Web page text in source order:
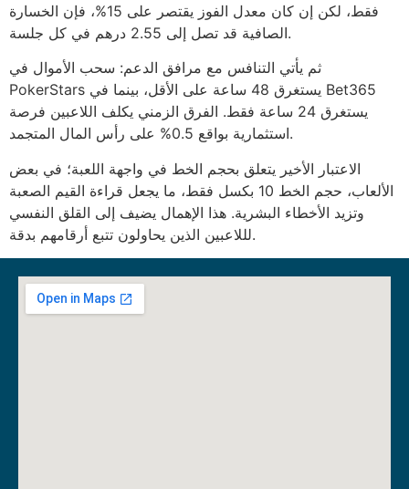
فقط، لكن إن كان معدل الفوز يقتصر على 15%، فإن الخسارة
الصافية قد تصل إلى 2.55 درهم في كل جلسة.
ثم يأتي التنافس مع مرافق الدعم: سحب الأموال في
PokerStars يستغرق 48 ساعة على الأقل، بينما في Bet365
يستغرق 24 ساعة فقط. الفرق الزمني يكلف اللاعبين فرصة
استثمارية بواقع 0.5% على رأس المال المتجمد.
الاعتبار الأخير يتعلق بحجم الخط في واجهة اللعبة؛ في بعض
الألعاب، حجم الخط 10 بكسل فقط، ما يجعل قراءة القيم الصعبة
وتزيد الأخطاء البشرية. هذا الإهمال يضيف إلى القلق النفسي
لللاعبين الذين يحاولون تتبع أرقامهم بدقة.